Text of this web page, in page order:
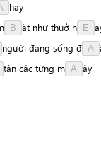
hay
B ặt như thuở n E a
người đang sống đ A
tận các từng m A ây